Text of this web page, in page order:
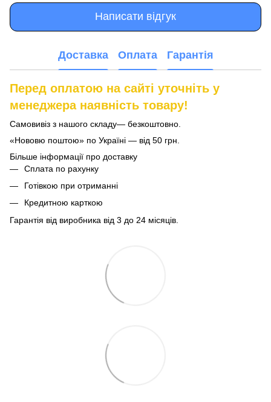
Написати відгук
Доставка Оплата Гарантія
Перед оплатою на сайті уточніть у
менеджера наявність товару!
Самовивіз з нашого складу— безкоштовно.
«Нововю поштою» по Україні — від 50 грн.
Більше інформації про доставку
Сплата по рахунку
Готівкою при отриманні
Кредитною карткою
Гарантія від виробника від 3 до 24 місяців.